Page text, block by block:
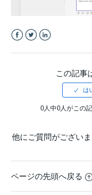
この記事
0人中0人がこの
他にご質問がございま
ページの先頭へ戻る